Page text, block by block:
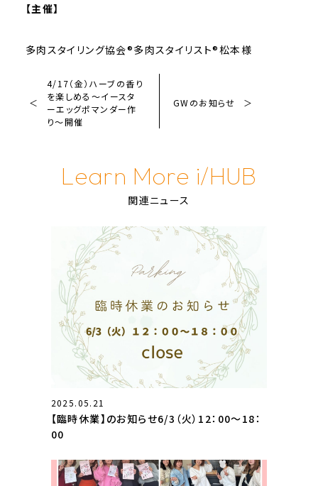
【主催】
多肉スタイリング協会®多肉スタイリスト®松本様
4/17（金）ハーブの香り
を楽しめる～イースタ
ーエッグポマンダー作
り～開催
GWのお知らせ
Learn More i/HUB
関連ニュース
2025.05.21
【臨時休業】のお知らせ6/3（火）12：00～18：
00